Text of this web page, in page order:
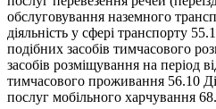
обслуговування наземного
діяльність у сфері транспорту
подібних засобів тимчасового
засобів розміщування на період
тимчасового проживання 56.10
послуг мобільного харчування